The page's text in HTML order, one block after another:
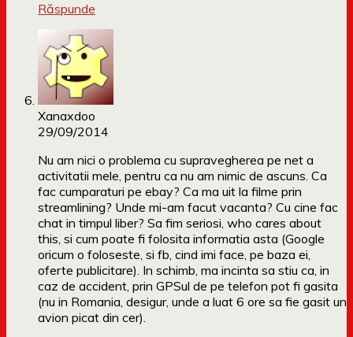
Răspunde
Xanaxdoo
29/09/2014
Nu am nici o problema cu supravegherea pe net a
activitatii mele, pentru ca nu am nimic de ascuns. Ca
fac cumparaturi pe ebay? Ca ma uit la filme prin
streamlining? Unde mi-am facut vacanta? Cu cine fac
chat in timpul liber? Sa fim seriosi, who cares about
this, si cum poate fi folosita informatia asta (Google
oricum o foloseste, si fb, cind imi face, pe baza ei,
oferte publicitare). In schimb, ma incinta sa stiu ca, in
caz de accident, prin GPSul de pe telefon pot fi gasita
(nu in Romania, desigur, unde a luat 6 ore sa fie gasit un
avion picat din cer).